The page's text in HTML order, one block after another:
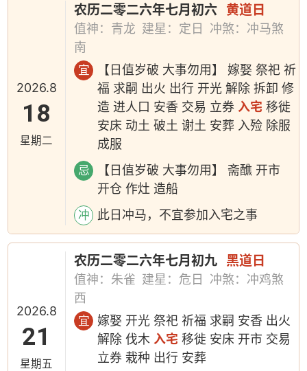
2026.8
18
星期二
农历二零二六年七月初六 黄道日
值神：青龙 建星：定日
冲煞：冲马煞
南
宜
【日值岁破 大事勿用】 嫁娶 祭祀 祈
福 求嗣 出火 出行 开光 解除 拆卸 修
造 进人口 安香 交易 立券 入宅 移徙
安床 动土 破土 谢土 安葬 入殓 除服
成服
忌
【日值岁破 大事勿用】 斋醮 开市
开仓 作灶 造船
冲 此日冲马，不宜参加入宅之事
2026.8
21
星期五
农历二零二六年七月初九 黑道日
值神：朱雀 建星：危日
冲煞：冲鸡煞
西
宜
嫁娶 开光 祭祀 祈福 求嗣 安香 出火
解除 伐木 入宅 移徙 安床 开市 交易
立券 栽种 出行 安葬